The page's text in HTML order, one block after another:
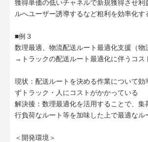
獲得単価の低いチャネルで新規獲得させ利
ルへユーザー誘導するなど粗利を効率化す
■例３
数理最適、物流配送ルート最適化支援（物
→トラックの配送ルート最適化に伴うコス
現状：配送ルートを決める作業について効
ずトラック・人にコストがかかっている
解決後：数理最適化を活用することで、集
行負荷なルート等を加味した上で最適なル
＜開発環境＞